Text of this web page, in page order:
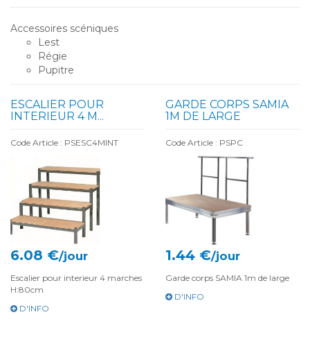
Accessoires scéniques
Lest
Régie
Pupitre
ESCALIER POUR
INTERIEUR 4 M...
Code Article : PSESC4MINT
6.08 €/jour
Escalier pour interieur 4 marches
H:80cm
D'INFO
GARDE CORPS SAMIA
1M DE LARGE
Code Article : PSPC
1.44 €/jour
Garde corps SAMIA 1m de large
D'INFO